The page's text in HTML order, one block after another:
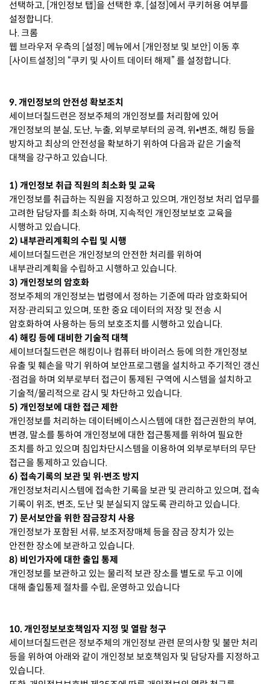
선택하고, [개인정보 탭]을 선택한 후, [설정]에서 쿠키허용 여부를
설정합니다.
나. 크롬
웹 브라우저 우측의 [설정] 메뉴에서 [개인정보 및 보안] 이동 후
[사이트설정]의 “쿠키 및 사이트 데이터 해제” 를 설정합니다.
9. 개인정보의 안전성 확보조치
세이브더칠드런은 정보주체의 개인정보를 처리함에 있어
개인정보의 분실, 도난, 누출, 외부로부터의 공격, 위•변조, 해킹 등을
방지하고 최상의 안전성을 확보하기 위하여 다음과 같은 기술적
대책을 강구하고 있습니다.
1) 개인정보 취급 직원의 최소화 및 교육
개인정보를 취급하는 직원을 지정하고 있으며, 개인정보 처리 업무를
고려한 담당자를 최소화 하며, 지속적인 개인정보보호 교육을
시행하고 있습니다.
2) 내부관리계획의 수립 및 시행
세이브더칠드런은 개인정보의 안전한 처리를 위하여
내부관리계획을 수립하고 시행하고 있습니다.
3) 개인정보의 암호화
정보주체의 개인정보는 법령에서 정하는 기준에 따라 암호화되어
저장∙관리되고 있으며, 또한 중요 데이터의 저장 및 전송 시
암호화하여 사용하는 등의 보호조치를 시행하고 있습니다.
4) 해킹 등에 대비한 기술적 대책
세이브더칠드런은 해킹이나 컴퓨터 바이러스 등에 의한 개인정보
유출 및 훼손을 막기 위하여 보안프로그램을 설치하고 주기적인 갱신
∙점검을 하며 외부로부터 접근이 통제된 구역에 시스템을 설치하고
기술적/물리적으로 감시 및 차단하고 있습니다.
5) 개인정보에 대한 접근 제한
개인정보를 처리하는 데이터베이스시스템에 대한 접근권한의 부여,
변경, 말소를 통하여 개인정보에 대한 접근통제를 위하여 필요한
조치를 하고 있으며 침입차단시스템을 이용하여 외부로부터의 무단
접근을 통제하고 있습니다.
6) 접속기록의 보관 및 위∙변조 방지
개인정보처리시스템에 접속한 기록을 보관 및 관리하고 있으며, 접속
기록이 위조, 변조, 도난 및 분실되지 않도록 관리하고 있습니다.
7) 문서보안을 위한 잠금장치 사용
개인정보가 포함된 서류, 보조저장매체 등을 잠금 장치가 있는
안전한 장소에 보관하고 있습니다.
8) 비인가자에 대한 출입 통제
개인정보를 보관하고 있는 물리적 보관 장소를 별도로 두고 이에
대해 출입통제 절차를 수립, 운영하고 있습니다
10. 개인정보보호책임자 지정 및 열람 청구
세이브더칠드런은 정보주체의 개인정보 관련 문의사항 및 불만 처리
등을 위하여 아래와 같이 개인정보 보호책임자 및 담당자를 지정하고
있습니다.